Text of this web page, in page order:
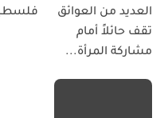
العديد من العوائق
تقف حائلاً أمام
مشاركة المرأة...